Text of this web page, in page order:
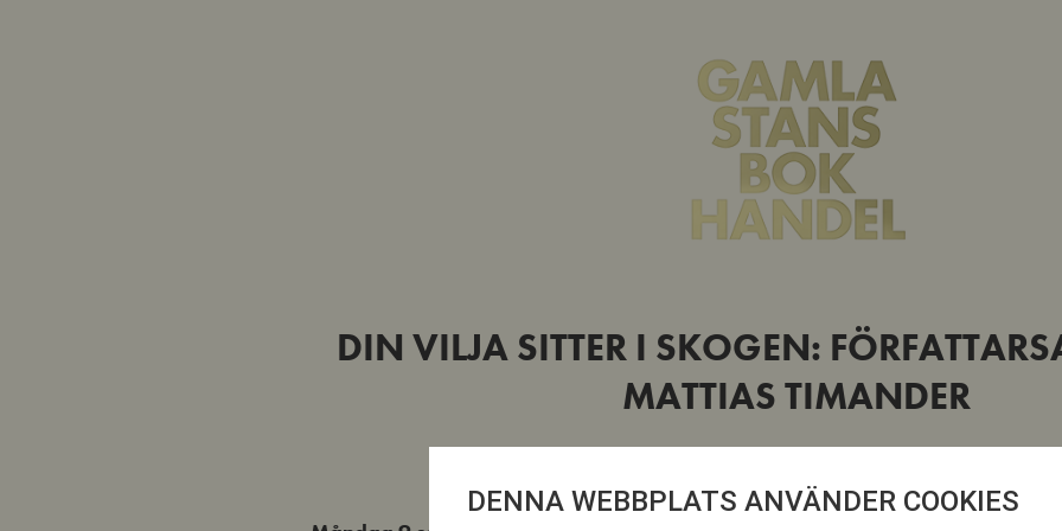
DIN VILJA SITTER I SKOGEN:
MATTIAS TIMANDER
DENNA WEBBPLATS ANVÄNDER COOKIES